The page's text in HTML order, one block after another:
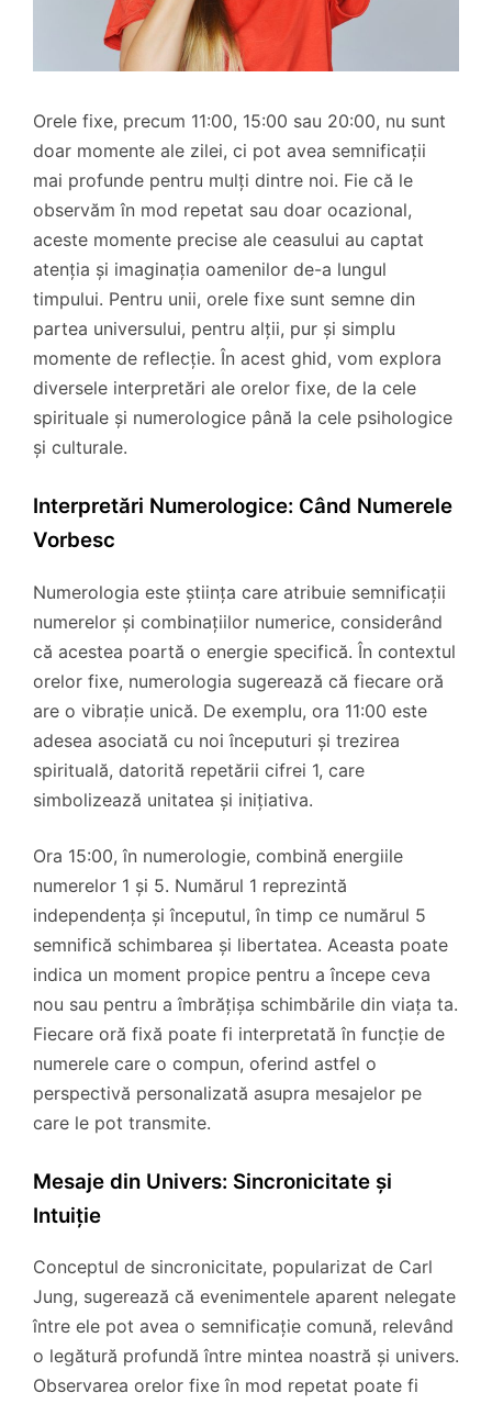
Orele fixe, precum 11:00, 15:00 sau 20:00, nu sunt
doar momente ale zilei, ci pot avea semnificații
mai profunde pentru mulți dintre noi. Fie că le
observăm în mod repetat sau doar ocazional,
aceste momente precise ale ceasului au captat
atenția și imaginația oamenilor de-a lungul
timpului. Pentru unii, orele fixe sunt semne din
partea universului, pentru alții, pur și simplu
momente de reflecție. În acest ghid, vom explora
diversele interpretări ale orelor fixe, de la cele
spirituale și numerologice până la cele psihologice
și culturale.
Interpretări Numerologice: Când Numerele
Vorbesc
Numerologia este știința care atribuie semnificații
numerelor și combinațiilor numerice, considerând
că acestea poartă o energie specifică. În contextul
orelor fixe, numerologia sugerează că fiecare oră
are o vibrație unică. De exemplu, ora 11:00 este
adesea asociată cu noi începuturi și trezirea
spirituală, datorită repetării cifrei 1, care
simbolizează unitatea și inițiativa.
Ora 15:00, în numerologie, combină energiile
numerelor 1 și 5. Numărul 1 reprezintă
independența și începutul, în timp ce numărul 5
semnifică schimbarea și libertatea. Aceasta poate
indica un moment propice pentru a începe ceva
nou sau pentru a îmbrățișa schimbările din viața ta.
Fiecare oră fixă poate fi interpretată în funcție de
numerele care o compun, oferind astfel o
perspectivă personalizată asupra mesajelor pe
care le pot transmite.
Mesaje din Univers: Sincronicitate și
Intuiție
Conceptul de sincronicitate, popularizat de Carl
Jung, sugerează că evenimentele aparent nelegate
între ele pot avea o semnificație comună, relevând
o legătură profundă între mintea noastră și univers.
Observarea orelor fixe în mod repetat poate fi